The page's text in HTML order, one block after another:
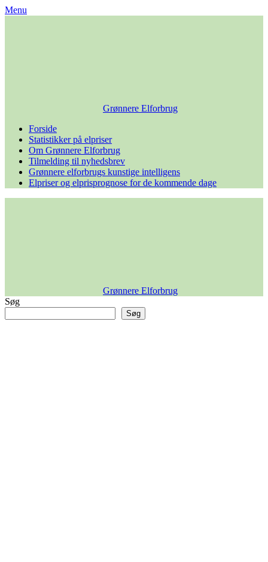
Skip
Menu
Grønnere Elforbrug
Forside
Statistikker på elpriser
Om Grønnere Elforbrug
Tilmelding til nyhedsbrev
Grønnere elforbrugs kunstige intelligens
Elpriser og elprisprognose for de kommende dage
Grønnere Elforbrug
Søg
Søg